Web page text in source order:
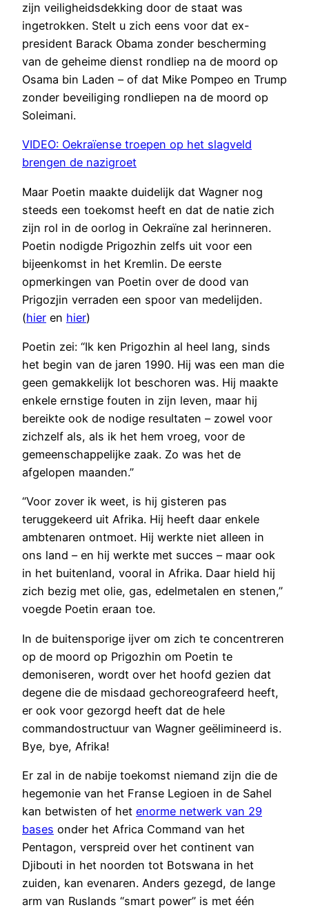
zijn veiligheidsdekking door de staat was
ingetrokken. Stelt u zich eens voor dat ex-
president Barack Obama zonder bescherming
van de geheime dienst rondliep na de moord op
Osama bin Laden – of dat Mike Pompeo en Trump
zonder beveiliging rondliepen na de moord op
Soleimani.
VIDEO: Oekraïense troepen op het slagveld
brengen de nazigroet
Maar Poetin maakte duidelijk dat Wagner nog
steeds een toekomst heeft en dat de natie zich
zijn rol in de oorlog in Oekraïne zal herinneren.
Poetin nodigde Prigozhin zelfs uit voor een
bijeenkomst in het Kremlin. De eerste
opmerkingen van Poetin over de dood van
Prigozjin verraden een spoor van medelijden.
(hier en hier)
Poetin zei: “Ik ken Prigozhin al heel lang, sinds
het begin van de jaren 1990. Hij was een man die
geen gemakkelijk lot beschoren was. Hij maakte
enkele ernstige fouten in zijn leven, maar hij
bereikte ook de nodige resultaten – zowel voor
zichzelf als, als ik het hem vroeg, voor de
gemeenschappelijke zaak. Zo was het de
afgelopen maanden.”
“Voor zover ik weet, is hij gisteren pas
teruggekeerd uit Afrika. Hij heeft daar enkele
ambtenaren ontmoet. Hij werkte niet alleen in
ons land – en hij werkte met succes – maar ook
in het buitenland, vooral in Afrika. Daar hield hij
zich bezig met olie, gas, edelmetalen en stenen,”
voegde Poetin eraan toe.
In de buitensporige ijver om zich te concentreren
op de moord op Prigozhin om Poetin te
demoniseren, wordt over het hoofd gezien dat
degene die de misdaad gechoreografeerd heeft,
er ook voor gezorgd heeft dat de hele
commandostructuur van Wagner geëlimineerd is.
Bye, bye, Afrika!
Er zal in de nabije toekomst niemand zijn die de
hegemonie van het Franse Legioen in de Sahel
kan betwisten of het enorme netwerk van 29
bases onder het Africa Command van het
Pentagon, verspreid over het continent van
Djibouti in het noorden tot Botswana in het
zuiden, kan evenaren. Anders gezegd, de lange
arm van Ruslands “smart power” is met één